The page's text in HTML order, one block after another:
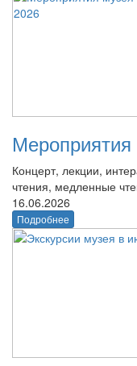
Концерт, лекции,
чтения, медленные
16.06.2026
Подробнее